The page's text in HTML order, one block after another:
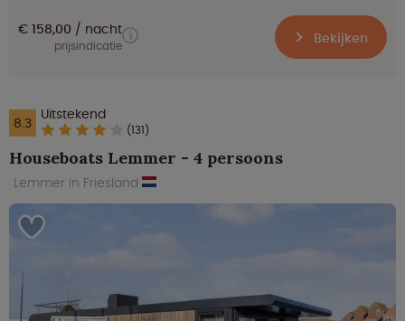
€ 158,00 nacht
prijsindicatie Bekijken
8.3 Uitstekend
(131)
Houseboats Lemmer - 4 persoons
Lemmer in Friesland